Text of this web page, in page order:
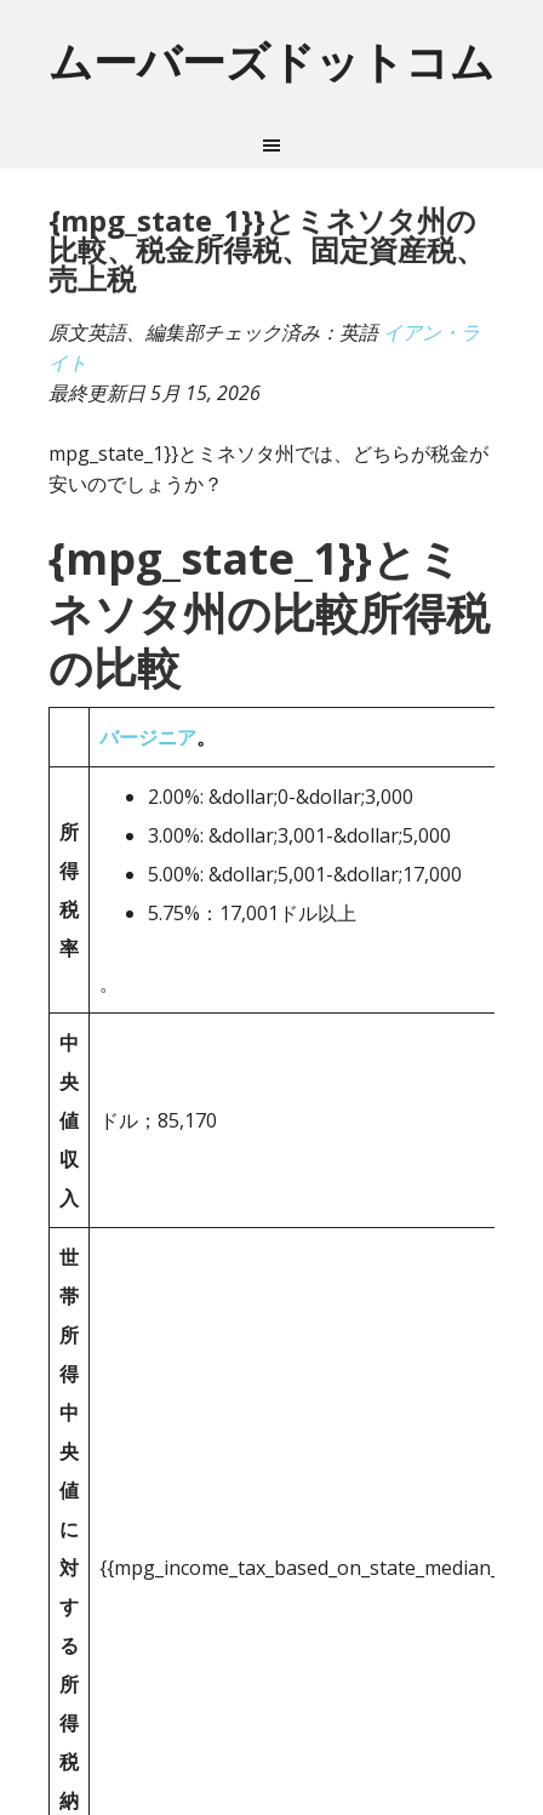
ムーバーズドットコム
{mpg_state_1}}とミネソタ州の
比較、税金所得税、固定資産税、
売上税
原文英語、編集部チェック済み：英語イアン・ラ
イト
最終更新日5月 15, 2026
mpg_state_1}}とミネソタ州では、どちらが税金が
安いのでしょうか？
{mpg_state_1}}とミ
ネソタ州の比較所得税
の比較
バージニア。
所
得
税
率
2.00%: &dollar;0-&dollar;3,000
3.00%: &dollar;3,001-&dollar;5,000
5.00%: &dollar;5,001-&dollar;17,000
5.75%：17,001ドル以上
。
中
央
値
収
入
ドル；85,170
世
帯
所
得
中
央
値
に
対
す
る
所
得
税
納